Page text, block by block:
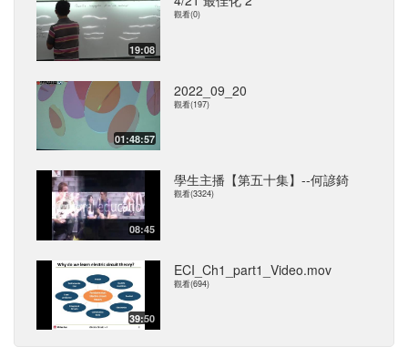
19:08
觀看(0)
01:48:57
2022_09_20
觀看(197)
08:45
學生主播【第五十集】--何諺錡
觀看(3324)
39:50
ECI_Ch1_part1_Video.mov
觀看(694)